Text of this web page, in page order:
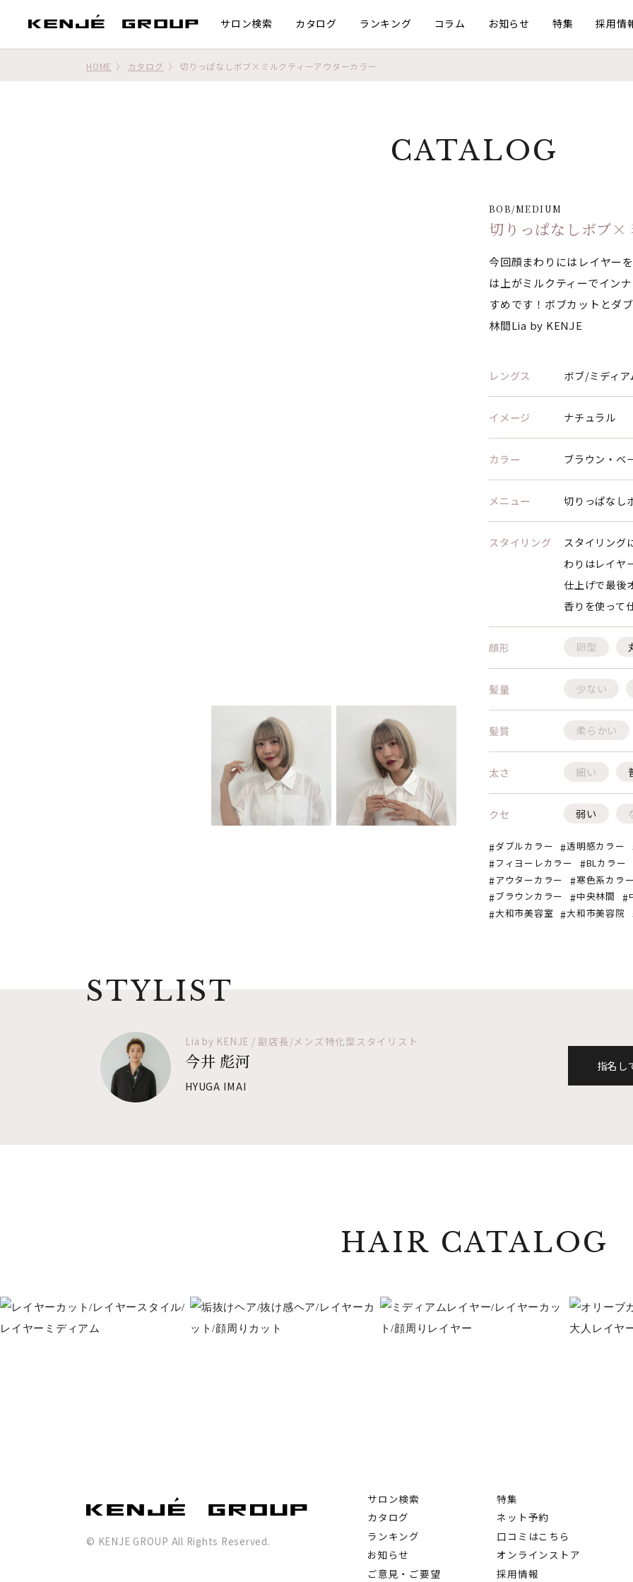
サロン検索 カタログ ランキング コラム お知らせ 特集 採用情
HOME カタログ 切りっぱなしボブ×ミルクティーアウターカラー
CATALOG
BOB/MEDIUM
切りっぱなしボブ×
今回顔まわりにはレイヤー
は上がミルクティーでイン
すめです！ボブカットとダ
林間Lia by KENJE
レングス ボブ/ミディア
イメージ ナチュラル
カラー ブラウン・ベ
メニュー 切りっぱな
スタイリング
スタイリング
わりはレイヤ
仕上げで最後
香りを使って
顔形 卵型
髪量 少ない
髪質 柔らかい
太さ 細い
クセ 弱い
ダブルカラー 透明感カラー
フィヨーレカラー
BLカラー
アウターカラー
寒色系カラー
ブラウンカラー
中央林間
大和市美容室
大和市美容院
STYLIST
Lia by KENJE / 副店長/メンズ特化型スタイリスト
今井 彪河
HYUGA IMAI
指名し
HAIR CATALOG
© KENJE GROUP All Rights Reserved.
サロン検索
カタログ
ランキング
お知らせ
ご意見・ご要望
特集
ネット予約
口コミはこちら
オンラインストア
採用情報